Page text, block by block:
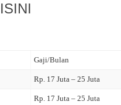
Gaji/Bulan
Rp. 17 Juta – 25 Juta
Rp. 17 Juta – 25 Juta